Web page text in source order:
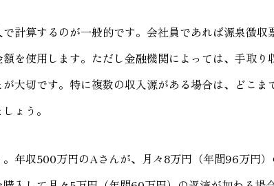
計算するのが一般的です。会社員であれば源泉徴収
を使用します。ただし金融機関によっては、手取り
大切です。特に複数の収入源がある場合は、どこま
ょう。
年収500万円のAさんが、月々8万円（年間96万円